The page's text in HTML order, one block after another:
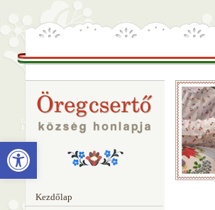
Eszköztár megnyitása
Kezdőlap